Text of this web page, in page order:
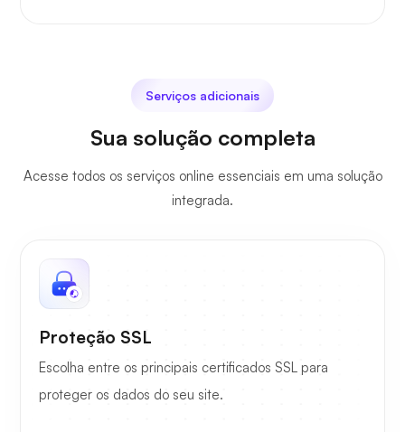
Serviços adicionais
Sua solução completa
Acesse todos os serviços online essenciais em uma solução
integrada.
Proteção SSL
Escolha entre os principais certificados SSL para
proteger os dados do seu site.